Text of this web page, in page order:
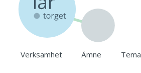
Verksamhet Ämne Tema